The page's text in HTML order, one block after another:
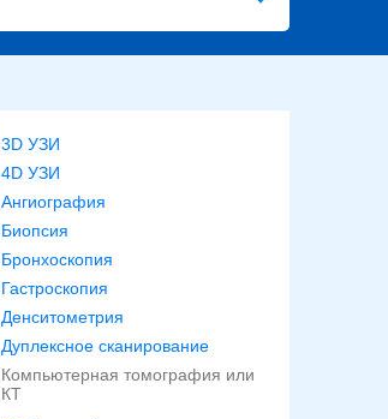
3D УЗИ
4D УЗИ
Ангиография
Биопсия
Бронхоскопия
Гастроскопия
Денситометрия
Дуплексное сканирование
Компьютерная томография или
КТ